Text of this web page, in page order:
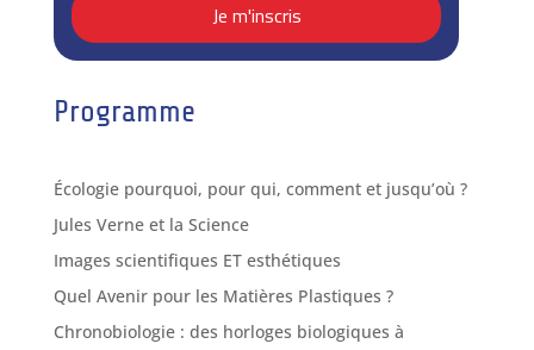
Programme
Écologie pourquoi, pour qui, comment et jusqu’où ?
Jules Verne et la Science
Images scientifiques ET esthétiques
Quel Avenir pour les Matières Plastiques ?
Chronobiologie : des horloges biologiques à